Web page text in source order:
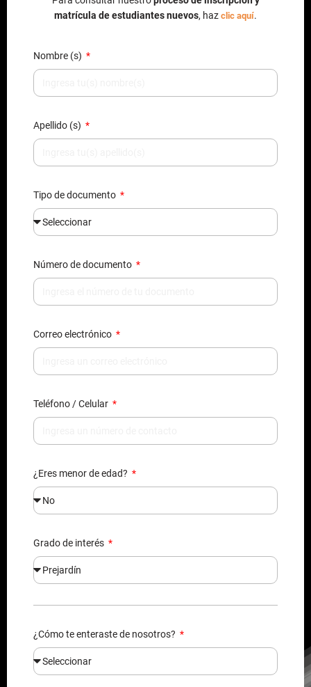
matrícula de estudiantes nuevos, haz clic aquí.
Nombre (s)
Apellido (s)
Tipo de documento
Número de documento
Correo electrónico
Teléfono / Celular
¿Eres menor de edad?
Grado de interés
¿Cómo te enteraste de nosotros?